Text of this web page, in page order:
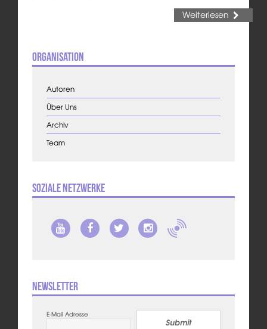
Weiterlesen
Organisation
Autoren
Über Uns
Archiv
Team
Soziale Netzwerke
Newsletter
E-Mail Adresse
Submit